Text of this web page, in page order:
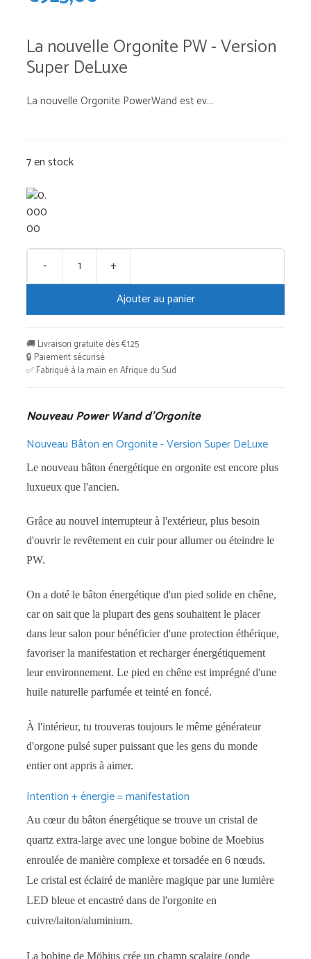
La nouvelle Orgonite PW - Version
Super DeLuxe
La nouvelle Orgonite PowerWand est ev...
7 en stock
-
quantité
de
Wand
d'Orgonite
+
Ajouter au panier
🚚 Livraison gratuite dès €125
🔒 Paiement sécurisé
✅ Fabriqué à la main en Afrique du Sud
Nouveau Power Wand d’Orgonite
Nouveau Bâton en Orgonite - Version Super DeLuxe
Le nouveau bâton énergétique en orgonite est encore plus
luxueux que l'ancien.
Grâce au nouvel interrupteur à l'extérieur, plus besoin
d'ouvrir le revêtement en cuir pour allumer ou éteindre le
PW.
On a doté le bâton énergétique d'un pied solide en chêne,
car on sait que la plupart des gens souhaitent le placer
dans leur salon pour bénéficier d'une protection éthérique,
favoriser la manifestation et recharger énergétiquement
leur environnement. Le pied en chêne est imprégné d'une
huile naturelle parfumée et teinté en foncé.
À l'intérieur, tu trouveras toujours le même générateur
d'orgone pulsé super puissant que les gens du monde
entier ont appris à aimer.
Intention + énergie = manifestation
Au cœur du bâton énergétique se trouve un cristal de
quartz extra-large avec une longue bobine de Moebius
enroulée de manière complexe et torsadée en 6 nœuds.
Le cristal est éclairé de manière magique par une lumière
LED bleue et encastré dans de l'orgonite en
cuivre/laiton/aluminium.
La bobine de Möbius crée un champ scalaire (onde